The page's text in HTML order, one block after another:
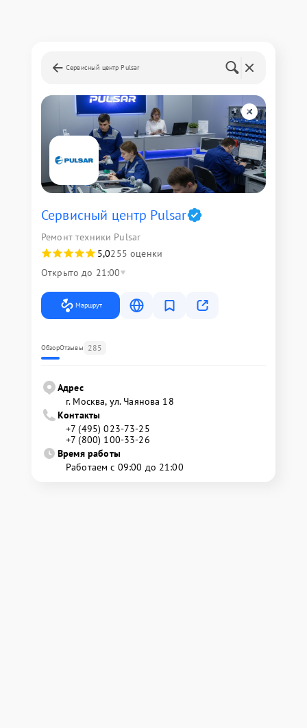
Сервисный центр Pulsar
Сервисный центр Pulsar
Ремонт техники Pulsar
5,0255 оценки
Открыто до 21:00
Маршрут
ОбзорОтзывы 285
Адрес
г. Москва, ул. Чаянова 18
Контакты
+7 (495) 023-73-25
+7 (800) 100-33-26
Время работы
Работаем с 09:00 до 21:00